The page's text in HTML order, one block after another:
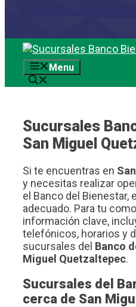
Saltar
contenidoMenu
Sucursales
San Miguel
Si te encuentras en
y necesitas realizar
el Banco del Bienestar,
adecuado. Para tu
información clave,
telefónicos, horarios y
sucursales del Banco
Miguel Quetzaltepec.
Sucursales del
cerca de San